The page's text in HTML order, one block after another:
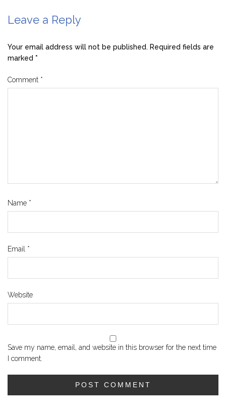
Leave a Reply
Your email address will not be published. Required fields are
marked *
Comment *
Name *
Email *
Website
Save my name, email, and website in this browser for the next time
I comment.